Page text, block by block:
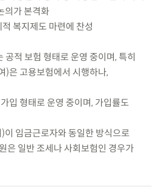
의가 본격화
복지제도 마련에 찬성
적 보험 형태로 운영 중이며, 특히
)은 고용보험에서 시행하나,
입 형태로 운영 중이며, 가입률도
임금근로자와 동일한 방식으로
은 일반 조세나 사회보험인 경우가